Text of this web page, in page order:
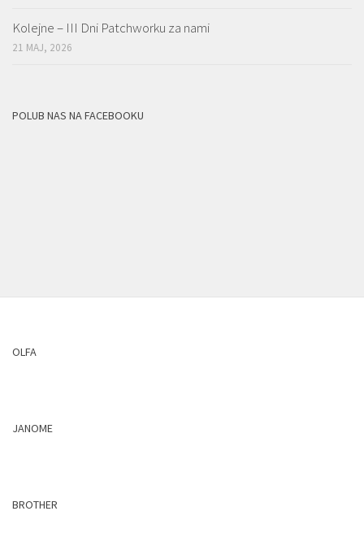
Kolejne – III Dni Patchworku za nami
21 MAJ, 2026
POLUB NAS NA FACEBOOKU
OLFA
JANOME
BROTHER